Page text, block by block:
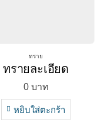
ทราย
ทรายละเอียด
0 บาท
หยิบใส่ตะกร้า